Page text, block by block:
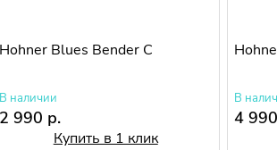
Hohner Blues Bender C
В наличии
2 990 р.
Купить в 1 клик
В
4